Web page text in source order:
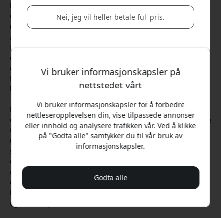
En blanding for ro og harmoni
Click and Grow Calming Tea Mix inneholder et utvalg av ni
ulike frøsorter, nøye utvalgt for sine beroligende og
avslappende egenskaper. Fra den klassiske kamillen til den
forfriskende mynten har denne miksen noe for enhver smak
og ethvert behov. Enten du vil ha en te for å koble av etter
en lang dag, en kopp te for å fremme søvnen eller en
forfriskende drikk for å øke velværet, vil Calming Tea Mix
hjelpe deg å nå målet.
Enkel dyrking med Click and Grow
Click and Grow har gjort det enkelt for alle å dyrke sine egne
teurter, uansett tidligere erfaring. Deres smarte hager er
utviklet for å gi optimale forhold for plantene, noe som
sikrer en vellykket høsting hver gang. Med Click and Grow
Calming Tea Mix trenger du bare å plassere de
medfølgende kapslene i din smarte hage, fylle på med vann
og vente på at de første skuddene dukker opp. Deretter tar
hagen seg av resten, ved hjelp av sine innebygde sensorer
og LED-lamper.
Vi bruker informasjonskapsler på
nettstedet vårt
Vi bruker informasjonskapsler for å forbedre
nettleseropplevelsen din, vise tilpassede annonser
eller innhold og analysere trafikken vår. Ved å klikke
på "Godta alle" samtykker du til vår bruk av
informasjonskapsler.
Godta alle
Nei, jeg vil heller betale full pris.